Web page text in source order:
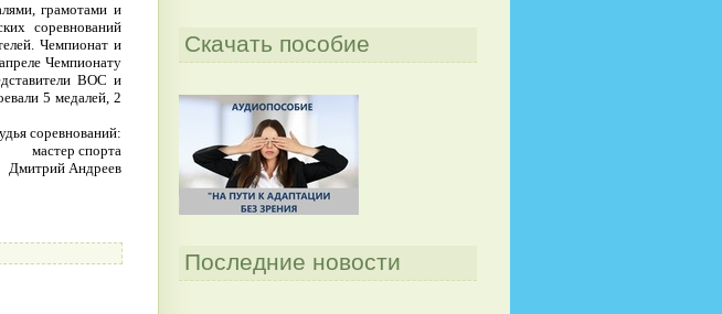
грамотами и
соревнований
Чемпионат и
Чемпионату
ВОС и
5 медалей, 2
соревнований:
мастер спорта
Дмитрий Андреев
Скачать пособие
Последние новости